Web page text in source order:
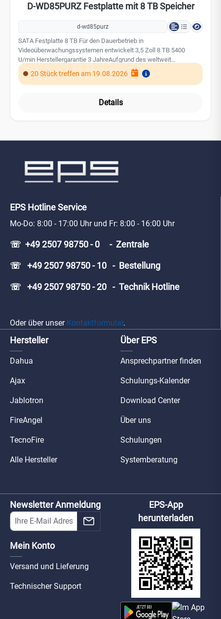
D-WD85PURZ Festplatte mit 8 TB Speicher
d-wd85purz
SATA Festplatte 8 TB Für den Dauerbetrieb in
Videoüberwachungssystemen entwickelt 3,5 Zoll 8 TB 5400
U/min Herstellergarantie 3 JahreAufgrund des weltweit
steigenden Speicherbedarfs, insbesondere durch den Einsatz von
KI-Technologien, kann es derzeit zu Preisschwankungen bei
Festplatten und SSDs kommen.
20 Stück treffen am 19.08.2026
Details
EPS Hotline Service
Mo-Do: 8:00 - 17:00 Uhr und Fr: 8:00 - 16:00 Uhr
☏ +49 2507 98750 - 0 - Zentrale
☏ +49 2507 98750 - 10 - Bestellung
☏ +49 2507 98750 - 20 - Technik Hotline
Oder über unser Kontaktformular.
Hersteller
Dahua
Ajax
Jablotron
FireAngel
TecnoFire
Alle Hersteller
Über EPS
Ansprechpartner finden
Schulungs-Kalender
Download Center
Über uns
Schulungen
Systemberatung
Newsletter Anmeldung
Mein Konto
Versand und Lieferung
Technischer Support
EPS-App
herunterladen